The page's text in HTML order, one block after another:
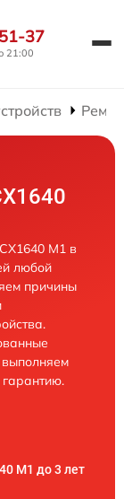
37
21:00
M1 в
любой
причины
выполняем
M1 до 3 лет